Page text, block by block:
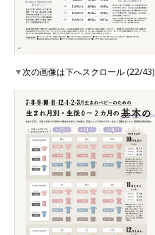
▼次の画像は下へスクロール (22/43)